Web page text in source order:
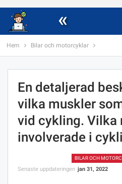
«
Hem Bilar och motorcyklar
En detaljerad
vilka muskler
vid cykling. Vilka
involverade i
BILAR OCH
Senaste uppdateringen jan 31, 2022